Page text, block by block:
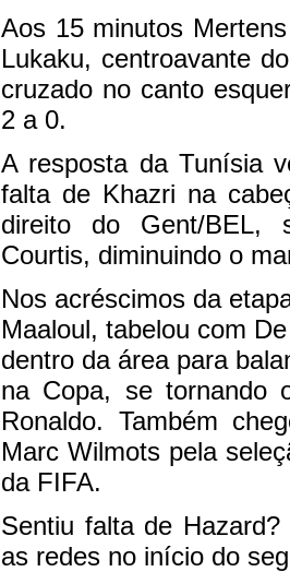
Aos 15 minutos
Lukaku, centroavante
cruzado no canto
2 a 0.
A resposta da Tunísia
falta de Khazri na
direito do Gent/BEL,
Courtis, diminuindo o
Nos acréscimos da
Maaloul, tabelou com
dentro da área para
na Copa, se tornando
Ronaldo. Também
Marc Wilmots pela
da FIFA.
Sentiu falta de
as redes no início do